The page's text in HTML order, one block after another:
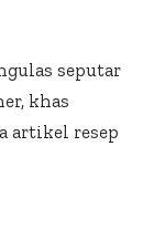
seputar
khas
artikel resep